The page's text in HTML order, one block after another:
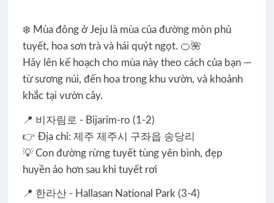
❄️ Mùa đông ở Jeju là mùa của đường mòn phủ
tuyết, hoa sơn trà và hái quýt ngọt. 🍊🌺
Hãy lên kế hoạch cho mùa này theo cách của bạn —
từ sương núi, đến hoa trong khu vườn, và khoảnh
khắc tại vườn cây.
📍 비자림로 - Bijarim-ro (1-2)
👉 Địa chỉ: 제주 제주시 구좌읍 송당리
💡 Con đường rừng tuyết tùng yên bình, đẹp
huyền ảo hơn sau khi tuyết rơi
📍 한라산 - Hallasan National Park (3-4)